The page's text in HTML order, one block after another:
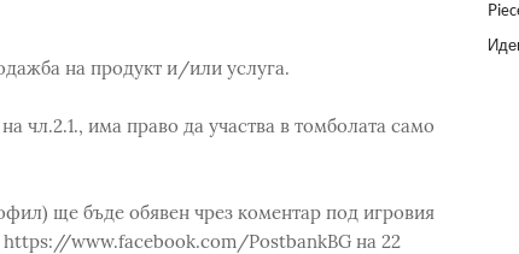
на продукт и/или услуга.
чл.2.1., има право да участва в томболата само
ще бъде обявен чрез коментар под игровия
https://www.facebook.com/PostbankBG на 22